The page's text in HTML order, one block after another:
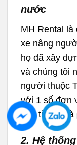
nước
MH Rental là
xe nâng
họ đã xây
và chúng tôi
người thuộc
với 1 số đơn
đến từ Mỹ và
2. Hệ